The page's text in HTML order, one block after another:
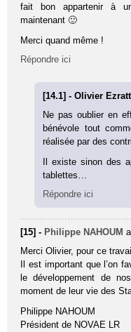
fait bon appartenir à
maintenant 🙂
Merci quand même !
Répondre ici
[14.1] - Olivier
Ne pas oublier en
bénévole tout
réalisée par des
Il existe sinon des
tablettes…
Répondre ici
[15] - Philippe NAHOUM
Merci Olivier, pour ce
Il est important que l’on
le développement de
moment de leur vie des
Philippe NAHOUM
Président de NOVAE LR